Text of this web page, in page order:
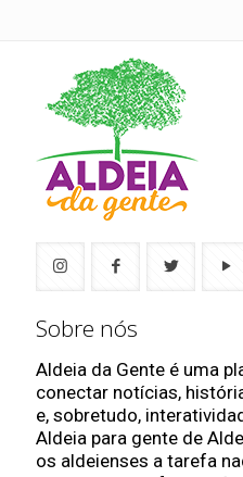
Sobre nós
Aldeia da Gente é uma
conectar notícias,
e, sobretudo,
Aldeia para gente de
os aldeienses a tarefa